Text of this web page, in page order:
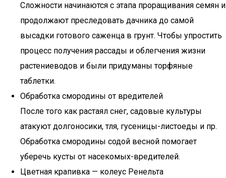
Сложности начинаются с этапа проращивания семян и
продолжают преследовать дачника до самой
высадки готового саженца в грунт. Чтобы упростить
процесс получения рассады и облегчения жизни
растениеводов и были придуманы торфяные
таблетки.
Обработка смородины от вредителей
После того как растаял снег, садовые культуры
атакуют долгоносики, тля, гусеницы-листоеды и пр.
Обработка смородины содой весной помогает
уберечь кусты от насекомых-вредителей.
Цветная крапивка — колеус Ренельта